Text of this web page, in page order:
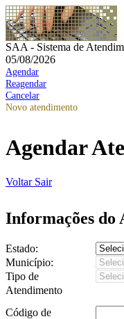
SAA - Sistema de
05/08/2026
Agendar
Reagendar
Cancelar
Novo atendimento
Agendar
Voltar Sair
Informações do
Estado:
Município:
Tipo de
Atendimento
Código de